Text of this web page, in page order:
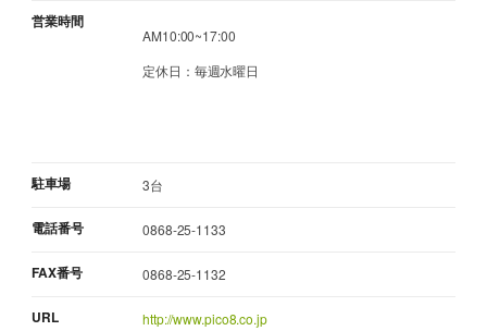
営業時間
AM10:00~17:00
定休日：毎週水曜日
駐車場 3台
電話番号 0868-25-1133
FAX番号 0868-25-1132
URL http://www.pico8.co.jp